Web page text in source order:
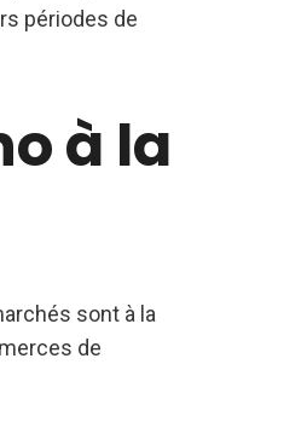
périodes de
à la
sont à la
de